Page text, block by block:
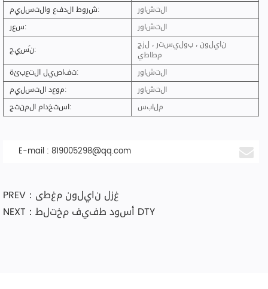
شروط الدفع والتسليم:
التشاور
سعر:
التشاور
نَسِيج:
نايلون ، بوليستر ، لزج
مطاطي
تفاصيل التعبئة:
التشاور
موعد التسليم:
التشاور
استخدام المنتج:
ملابس
E-mail : 819005298@qq.com
PREV：غزل نايلون مغطى
NEXT：أسود طفيف مختلط DTY